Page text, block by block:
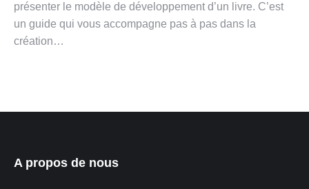
présenter le modèle de développement d’un livre. C’est
un guide qui vous accompagne pas à pas dans la
création…
A propos de nous